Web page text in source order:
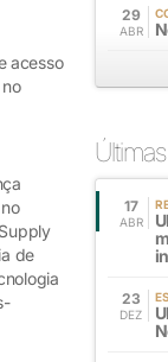
acesso
de
29
ABR
Últimas
17
ABR
23
DEZ